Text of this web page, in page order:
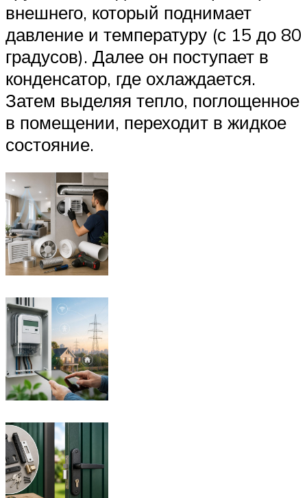
внешнего, который поднимает
давление и температуру (с 15 до 80
градусов). Далее он поступает в
конденсатор, где охлаждается.
Затем выделяя тепло, поглощенное
в помещении, переходит в жидкое
состояние.